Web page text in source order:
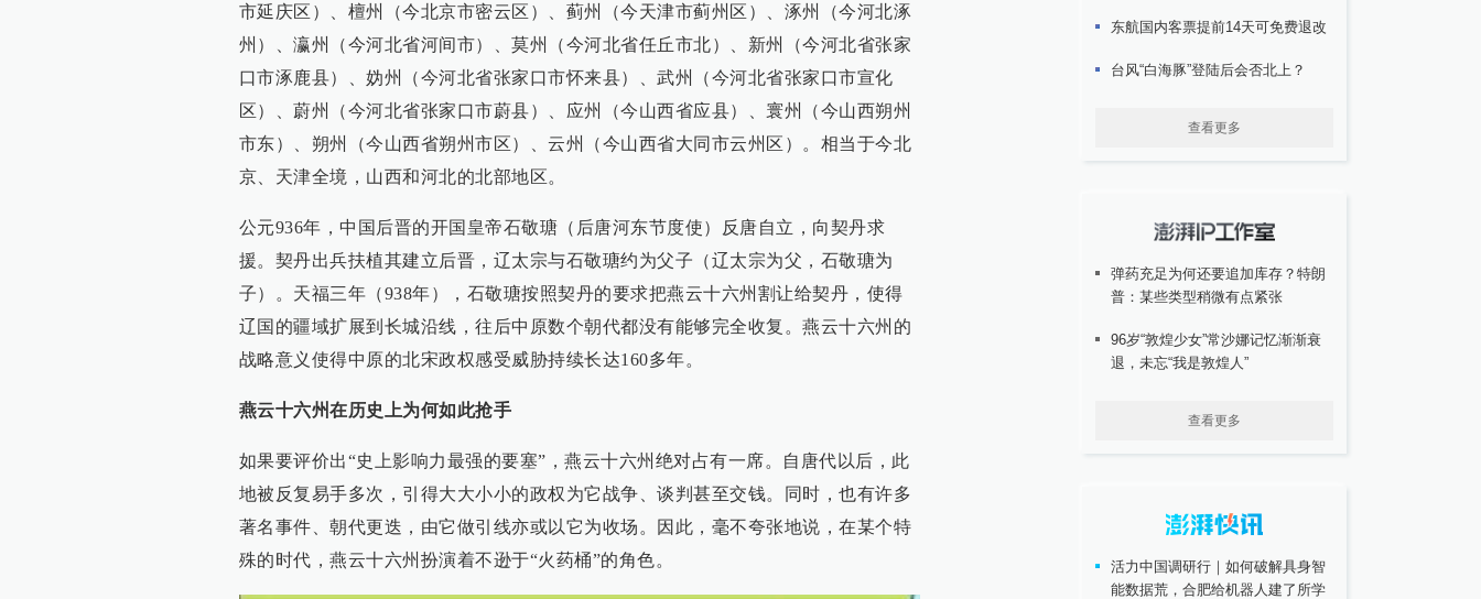
市延庆区）、檀州（今北京市密云区）、蓟州（今天津市蓟州区）、涿州（今河北涿
州）、瀛州（今河北省河间市）、莫州（今河北省任丘市北）、新州（今河北省张家
口市涿鹿县）、妫州（今河北省张家口市怀来县）、武州（今河北省张家口市宣化
区）、蔚州（今河北省张家口市蔚县）、应州（今山西省应县）、寰州（今山西朔州
市东）、朔州（今山西省朔州市区）、云州（今山西省大同市云州区）。相当于今北
京、天津全境，山西和河北的北部地区。
公元936年，中国后晋的开国皇帝石敬瑭（后唐河东节度使）反唐自立，向契丹求
援。契丹出兵扶植其建立后晋，辽太宗与石敬瑭约为父子（辽太宗为父，石敬瑭为
子）。天福三年（938年），石敬瑭按照契丹的要求把燕云十六州割让给契丹，使得
辽国的疆域扩展到长城沿线，往后中原数个朝代都没有能够完全收复。燕云十六州的
战略意义使得中原的北宋政权感受威胁持续长达160多年。
燕云十六州在历史上为何如此抢手
如果要评价出“史上影响力最强的要塞”，燕云十六州绝对占有一席。自唐代以后，此
地被反复易手多次，引得大大小小的政权为它战争、谈判甚至交钱。同时，也有许多
著名事件、朝代更迭，由它做引线亦或以它为收场。因此，毫不夸张地说，在某个特
殊的时代，燕云十六州扮演着不逊于“火药桶”的角色。
东航国内客票提前14天可免费退改
台风“白海豚”登陆后会否北上？
查看更多
弹药充足为何还要追加库存？特朗
普：某些类型稍微有点紧张
96岁“敦煌少女”常沙娜记忆渐渐衰
退，未忘“我是敦煌人”
查看更多
活力中国调研行｜如何破解具身智
能数据荒，合肥给机器人建了所学